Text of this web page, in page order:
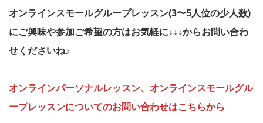
オンラインスモールグループレッスン(3〜5人位の少人数)
にご興味や参加ご希望の方はお気軽に↓↓↓からお問い合わ
せくださいね♪
オンラインパーソナルレッスン、オンラインスモールグル
ープレッスンについてのお問い合わせはこちらから